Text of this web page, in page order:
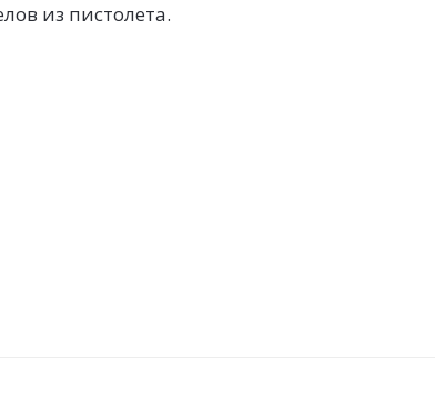
из пистолета.